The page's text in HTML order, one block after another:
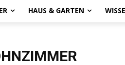
HAUS & GARTEN